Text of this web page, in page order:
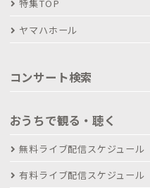
特集TOP
ヤマハホール
コンサート検索
おうちで観る・聴く
無料ライブ配信スケジュール
有料ライブ配信スケジュール